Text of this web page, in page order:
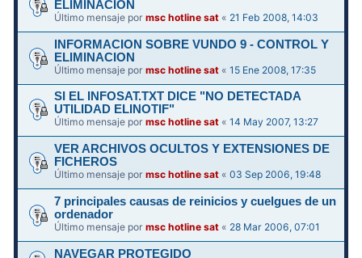
ELIMINACION
Último mensaje pormsc hotline sat « 21 Feb 2008, 14:03
INFORMACION SOBRE VUNDO 9 - CONTROL Y
ELIMINACION
Último mensaje pormsc hotline sat «15 Ene 2008, 17:35
SI EL INFOSAT.TXT DICE "NO DETECTADA
UTILIDAD ELINOTIF"
Último mensaje pormsc hotline sat «14 May 2007, 13:27
VER ARCHIVOS OCULTOS Y EXTENSIONES DE
FICHEROS
Último mensaje pormsc hotline sat «03 Sep 2006, 19:48
7 principales causas de reinicios y cuelgues de un
ordenador
Último mensaje pormsc hotline sat « 28 Mar 2006, 07:01
NAVEGAR PROTEGIDO